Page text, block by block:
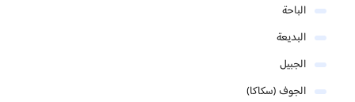
الباحة
البديعة
الجبيل
الجوف (سكاكا)